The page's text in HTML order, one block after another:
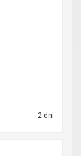
2 dni